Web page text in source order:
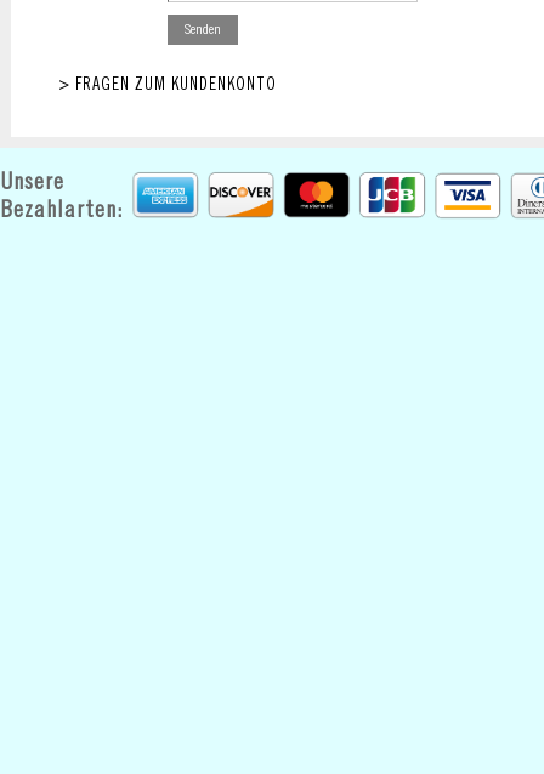
> FRAGEN ZUM KUNDENKONTO
Unsere
Bezahlarten: